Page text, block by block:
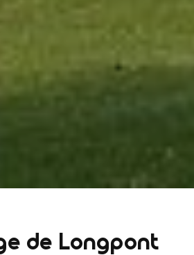
de Longpont